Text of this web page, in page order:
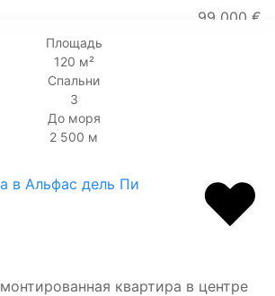
99 000 €
Площадь
120 м²
Спальни
3
До моря
2 500 м
в Альфас дель Пи
квартира в центре